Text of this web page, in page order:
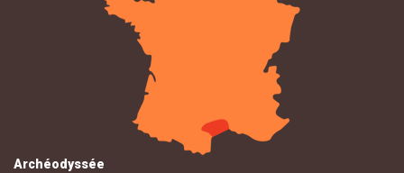
Archéodyssée